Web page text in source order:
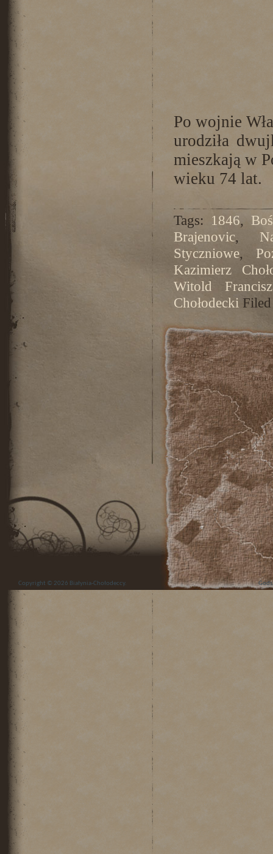
Po wojnie
urodziła
mieszkają w
wieku 74 lat.
Tags: 1846,
Brajenovic,
Styczniowe,
Kazimierz
Witold
Chołodecki
Copyright © 2026 Białynia-Chołodeccy.